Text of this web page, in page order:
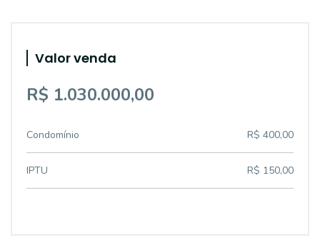
Valor venda
R$ 1.030.000,00
Condomínio R$ 400,00
IPTU R$ 150,00